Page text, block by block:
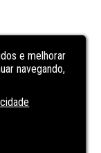
e melhorar
navegando,